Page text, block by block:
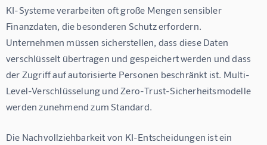
KI-Systeme verarbeiten oft große Mengen sensibler
Finanzdaten, die besonderen Schutz erfordern.
Unternehmen müssen sicherstellen, dass diese Daten
verschlüsselt übertragen und gespeichert werden und dass
der Zugriff auf autorisierte Personen beschränkt ist. Multi-
Level-Verschlüsselung und Zero-Trust-Sicherheitsmodelle
werden zunehmend zum Standard.
Die Nachvollziehbarkeit von KI-Entscheidungen ist ein